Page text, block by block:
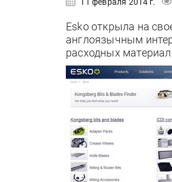
Esko открыла на
англоязычным
расходных